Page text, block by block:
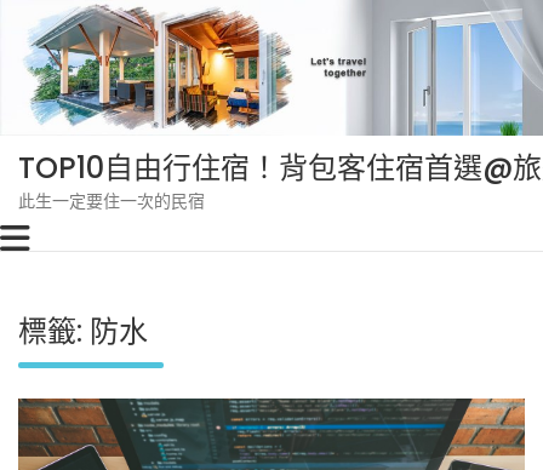
content
TOP10自由行住宿！背包客住宿首選@
此生一定要住一次的民宿
標籤: 防水